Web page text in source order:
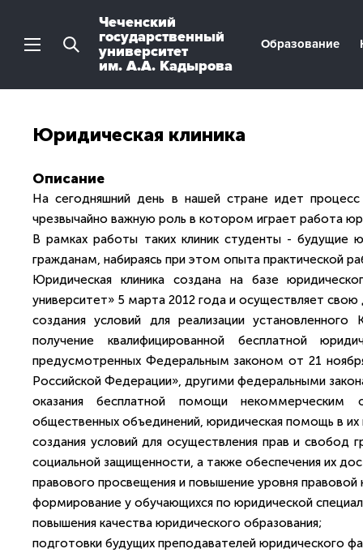
Чеченский
государственный
университет
им. А.А. Кадырова
Образование
Юридическая клиника
Описание
На сегодняшний день в нашей стране идет
чрезвычайно важную роль в котором играет работа
В рамках работы таких клиник студенты - будущие
гражданам, набираясь при этом опыта практической
Юридическая клиника создана на базе
университет» 5 марта 2012 года и осуществляет свою
создания условий для реализации
получение квалифицированной бесплатной
предусмотренных Федеральным законом от 21
Российской Федерации», другими федеральными
оказания бесплатной помощи некоммерческим
общественных объединений, юридическая помощь в их
создания условий для осуществления прав и свобод
социальной защищенности, а также обеспечения их
правового просвещения и повышение уровня правовой
формирование у обучающихся по юридической
повышения качества юридического образования;
подготовки будущих преподавателей юридического